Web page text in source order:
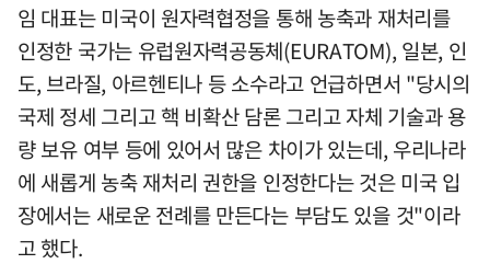
임 대표는 미국이 원자력협정을 통해 농축과 재처리를
인정한 국가는 유럽원자력공동체(EURATOM), 일본, 인
도, 브라질, 아르헨티나 등 소수라고 언급하면서 "당시의
국제 정세 그리고 핵 비확산 담론 그리고 자체 기술과 용
량 보유 여부 등에 있어서 많은 차이가 있는데, 우리나라
에 새롭게 농축 재처리 권한을 인정한다는 것은 미국 입
장에서는 새로운 전례를 만든다는 부담도 있을 것"이라
고 했다.